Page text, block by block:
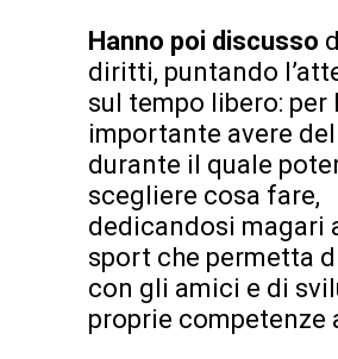
Hanno poi discusso
diritti, puntando
sul tempo libero: per
importante avere
durante il quale
scegliere cosa fare,
dedicandosi magari
sport che permetta
con gli amici e di
proprie competenze